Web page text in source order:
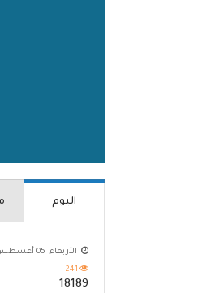
اليوم
الأربعاء, 05 أغسطس 2026 - 12:13 ص
241
18189